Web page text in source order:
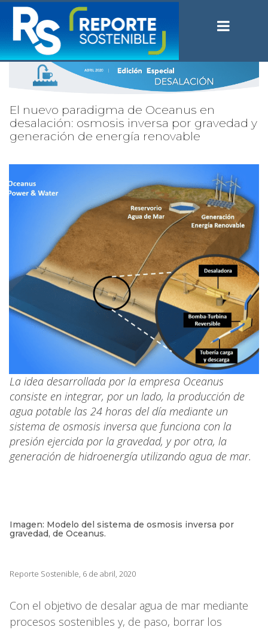
El nuevo paradigma de Oceanus en
desalación: osmosis inversa por gravedad y
generación de energía renovable
La idea desarrollada por la empresa Oceanus
consiste en integrar, por un lado, la producción de
agua potable las 24 horas del día mediante un
sistema de osmosis inversa que funciona con la
presión ejercida por la gravedad, y por otra, la
generación de hidroenergía utilizando agua de mar.
Imagen: Modelo del sistema de osmosis inversa por
gravedad, de Oceanus.
Reporte Sostenible, 6 de abril, 2020
Con el objetivo de desalar agua de mar mediante
procesos sostenibles y, de paso, borrar los